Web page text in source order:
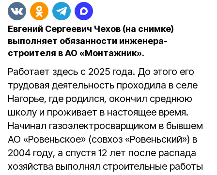
Евгений Сергеевич Чехов (на снимке)
выполняет обязанности инженера-
строителя в АО «Монтажник».
Работает здесь с 2025 года. До этого его
трудовая деятельность проходила в селе
Нагорье, где родился, окончил среднюю
школу и проживает в настоящее время.
Начинал газоэлектросварщиком в бывшем
АО «Ровеньское» (совхоз «Ровеньский») в
2004 году, а спустя 12 лет после распада
хозяйства выполнял строительные работы